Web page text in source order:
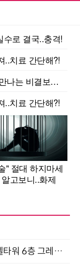
Next AI & Big Data Summit 2026 엘타워 6층 그레이스홀 개최 (9/18)